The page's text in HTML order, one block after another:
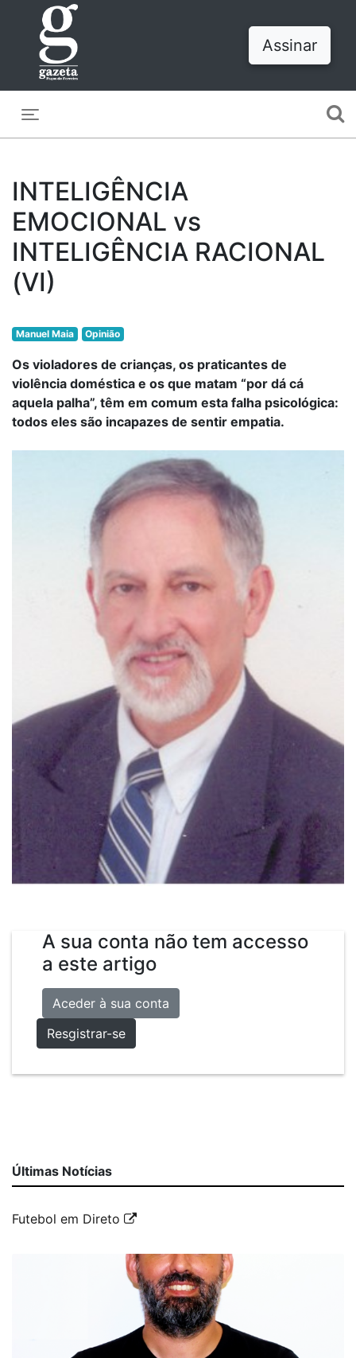
Assinar
INTELIGÊNCIA
EMOCIONAL vs
INTELIGÊNCIA RACIONAL
(VI)
Manuel Maia Opinião
Os violadores de crianças, os praticantes de
violência doméstica e os que matam “por dá cá
aquela palha”, têm em comum esta falha psicológica:
todos eles são incapazes de sentir empatia.
A sua conta não tem accesso
a este artigo
Aceder à sua conta
Resgistrar-se
Últimas Notícias
Futebol em Direto